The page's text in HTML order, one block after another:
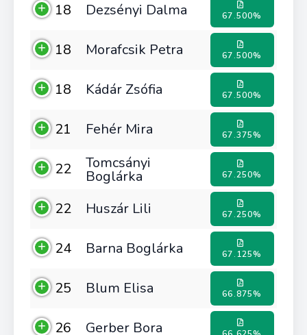
18 Dezsényi Dalma 67.500%
18 Morafcsik Petra 67.500%
18 Kádár Zsófia 67.500%
21 Fehér Mira 67.375%
22 Tomcsányi
Boglárka 67.250%
22 Huszár Lili 67.250%
24 Barna Boglárka 67.125%
25 Blum Elisa 66.875%
26 Gerber Bora